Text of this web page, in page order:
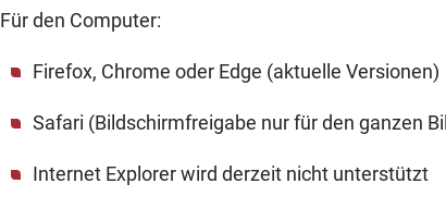
Für den Computer:
Firefox, Chrome oder Edge (aktuelle Versionen)
Safari (Bildschirmfreigabe nur für den ganzen
Internet Explorer wird derzeit nicht unterstützt